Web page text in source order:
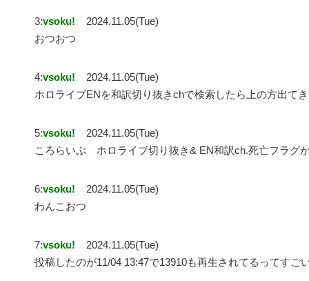
3:vsoku!
2024.11.05(Tue)
おつおつ
4:vsoku!
2024.11.05(Tue)
ホロライブENを和訳切り抜きchで検索したら上の方出て
5:vsoku!
2024.11.05(Tue)
ころらいぶ ホロライブ切り抜き& EN和訳ch.死亡フラグ
6:vsoku!
2024.11.05(Tue)
わんこおつ
7:vsoku!
2024.11.05(Tue)
投稿したのが11/04 13:47で13910も再生されてるってすご